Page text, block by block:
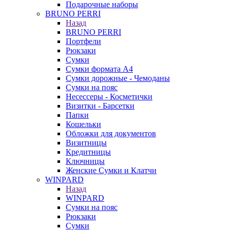
Подарочные наборы
BRUNO PERRI
Назад
BRUNO PERRI
Портфели
Рюкзаки
Сумки
Сумки формата А4
Сумки дорожные - Чемоданы
Сумки на пояс
Несессеры - Косметички
Визитки - Барсетки
Папки
Кошельки
Обложки для документов
Визитницы
Кредитницы
Ключницы
Женские Сумки и Клатчи
WINPARD
Назад
WINPARD
Сумки на пояс
Рюкзаки
Сумки